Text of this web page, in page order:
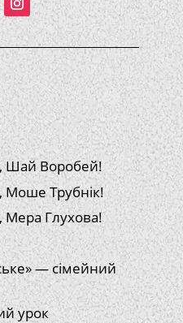
Шай Воробей!
Трубнік!
Глухова!
— сімейний
урок